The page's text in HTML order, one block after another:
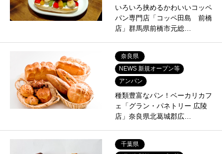
いろいろ挟めるかわいいコッペ
パン専門店「コッペ田島 前橋
店」群馬県前橋市元総…
奈良県
NEWS 新規オープン等
アンパン
種類豊富なパン！ベーカリカフ
ェ「グラン・パネトリー 広陵
店」奈良県北葛城郡広…
千葉県